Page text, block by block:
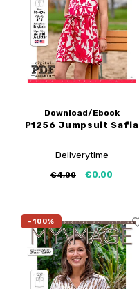
Tutoriels de My Image
Corrections de My Image
Corrections de B-Trendy
Applications
Ebooks gratuits
Service d'imprimante PDF
Download/Ebook
P1256 Jumpsuit Safia
Deliverytime
€4,00 €0,00
-100%